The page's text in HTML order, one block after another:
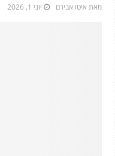
מאת איטו אבירם יוני 1, 2026